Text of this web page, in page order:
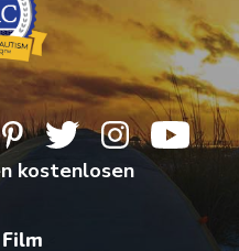
kostenlosen
Film